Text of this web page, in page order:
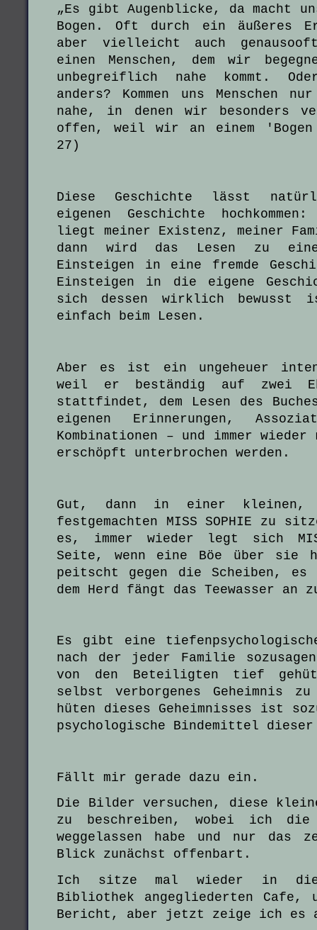
„Es gibt Augenblicke, da macht
Bogen. Oft durch ein äußeres
aber vielleicht auch
einen Menschen, dem wir
unbegreiflich nahe kommt.
anders? Kommen uns Menschen
nahe, in denen wir besonders
offen, weil wir an einem
27)
Diese Geschichte lässt
eigenen Geschichte
liegt meiner Existenz, meiner
dann wird das Lesen zu
Einsteigen in eine fremde
Einsteigen in die eigene
sich dessen wirklich bewusst
einfach beim Lesen.
Aber es ist ein ungeheuer
weil er beständig auf zwei
stattfindet, dem Lesen des
eigenen Erinnerungen,
Kombinationen – und immer wieder
erschöpft unterbrochen werden.
Gut, dann in einer kleinen,
festgemachten MISS SOPHIE zu
es, immer wieder legt sich
Seite, wenn eine Böe über sie
peitscht gegen die Scheiben,
dem Herd fängt das Teewasser an
Es gibt eine
nach der jeder Familie
von den Beteiligten tief
selbst verborgenes Geheimnis
hüten dieses Geheimnisses ist
psychologische Bindemittel
Fällt mir gerade dazu ein.
Die Bilder versuchen, diese
zu beschreiben, wobei ich die
weggelassen habe und nur das
Blick zunächst offenbart.
Ich sitze mal wieder in
Bibliothek angegliederten Cafe,
Bericht, aber jetzt zeige ich es